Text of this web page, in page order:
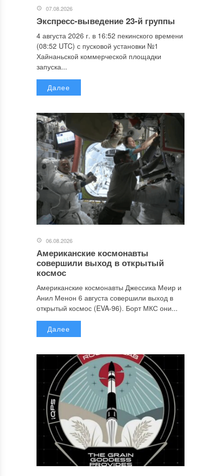
07.08.2026
Экспресс-выведение 23-й группы
4 августа 2026 г. в 16:52 пекинского времени
(08:52 UTC) с пусковой установки №1
Хайнаньской коммерческой площадки
запуска...
Далее
06.08.2026
Американские космонавты
совершили выход в открытый
космос
Американские космонавты Джессика Меир и
Анил Менон 6 августа совершили выход в
открытый космос (EVA-96). Борт МКС они...
Далее